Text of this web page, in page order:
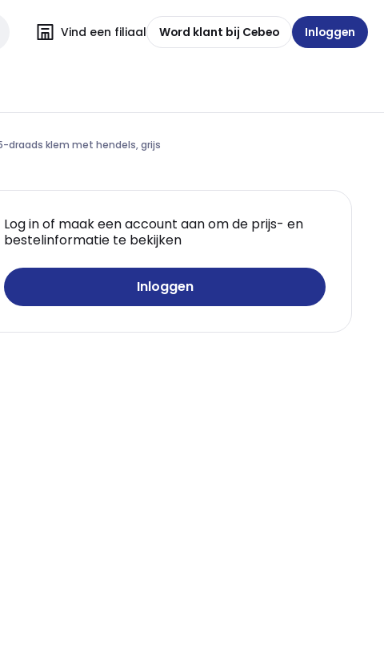
Vind een filiaal Word klant bij Cebeo Inloggen
draads klem met hendels, grijs
Log in of maak een account aan om de prijs- en
bestelinformatie te bekijken
Inloggen